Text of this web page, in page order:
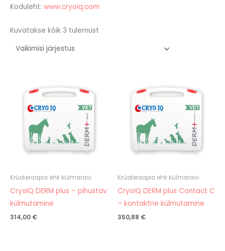
Koduleht: www.cryoiq.com
Kuvatakse kõik 3 tulemust
Krüoteraapia ehk külmaravi
CryoIQ DERM plus – pihustav
külmutamine
314,00 €
Krüoteraapia ehk külmaravi
CryoIQ DERM plus Contact C
– kontaktne külmutamine
350,88 €